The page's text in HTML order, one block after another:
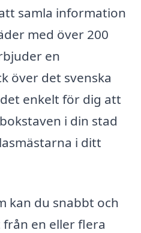
samla information
med över 200
en
över det svenska
enkelt för dig att
i din stad
i ditt
kan du snabbt och
en eller flera